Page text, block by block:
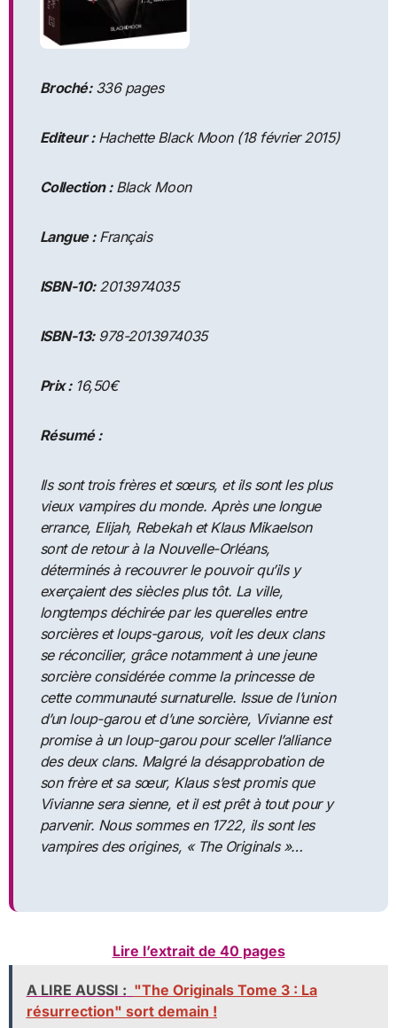
Broché:336 pages
Editeur :Hachette Black Moon (18 février 2015)
Collection :Black Moon
Langue :Français
ISBN-10:2013974035
ISBN-13:978-2013974035
Prix :16,50€
Résumé :
Ils sont trois frères et sœurs, et ils sont les plus
vieux vampires du monde. Après une longue
errance, Elijah, Rebekah et Klaus Mikaelson
sont de retour à la Nouvelle-Orléans,
déterminés à recouvrer le pouvoir qu’ils y
exerçaient des siècles plus tôt. La ville,
longtemps déchirée par les querelles entre
sorcières et loups-garous, voit les deux clans
se réconcilier, grâce notamment à une jeune
sorcière considérée comme la princesse de
cette communauté surnaturelle. Issue de l’union
d’un loup-garou et d’une sorcière, Vivianne est
promise à un loup-garou pour sceller l’alliance
des deux clans. Malgré la désapprobation de
son frère et sa sœur, Klaus s’est promis que
Vivianne sera sienne, et il est prêt à tout pour y
parvenir. Nous sommes en 1722, ils sont les
vampires des origines, « The Originals »…
Lire l’extrait de 40 pages
A LIRE AUSSI : "The Originals Tome 3 : La
résurrection" sort demain !